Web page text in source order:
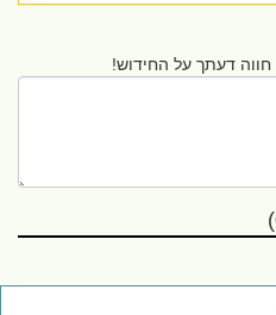
דעתך על החידוש!